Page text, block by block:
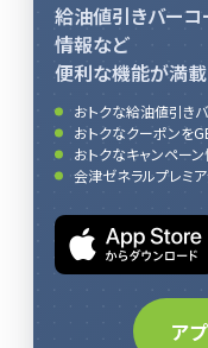
給油値引きバーコ
情報など
便利な機能が満載
おトクな給油値引き
おトクなクーポンを
おトクなキャンペー
会津ゼネラルプレミ
ア